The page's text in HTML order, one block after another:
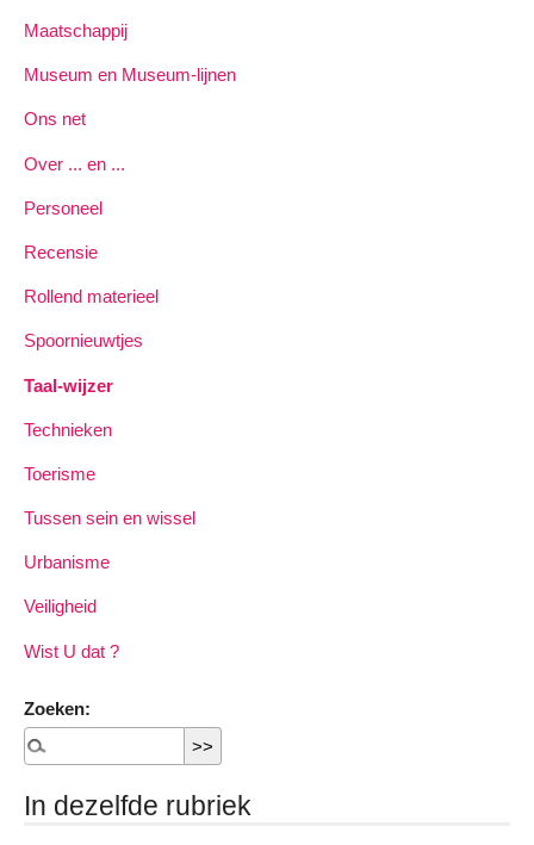
Maatschappij
Museum en Museum-lijnen
Ons net
Over ... en ...
Personeel
Recensie
Rollend materieel
Spoornieuwtjes
Taal-wijzer
Technieken
Toerisme
Tussen sein en wissel
Urbanisme
Veiligheid
Wist U dat ?
Zoeken:
In dezelfde rubriek